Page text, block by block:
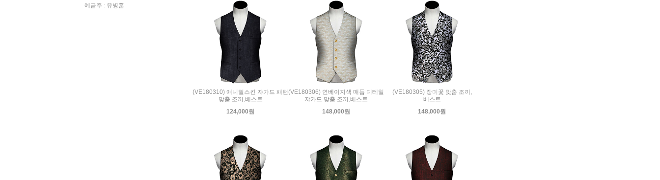
예금주 : 유병훈
(VE180310) 애니멀스킨 쟈가드 패턴
맞춤 조끼,베스트
124,000원
(VE180306) 연베이지색 매듭 디테일
쟈가드 맞춤 조끼,베스트
148,000원
(VE180305) 장미꽃 맞춤 조끼,
베스트
148,000원